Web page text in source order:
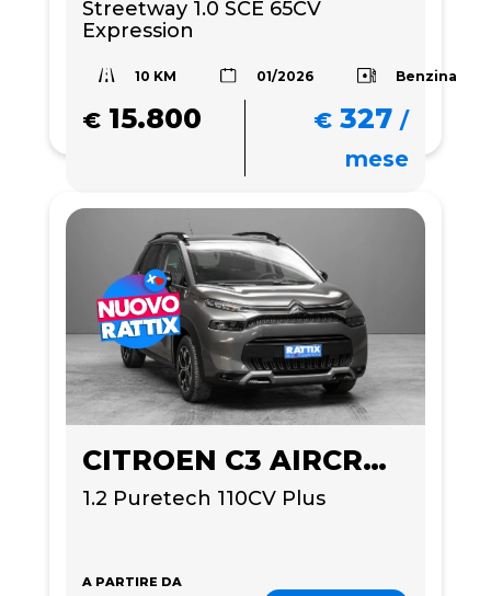
Streetway 1.0 SCE 65CV
Expression
10 KM 01/2026 Benzina
€ 15.800 € 327 /
mese
CITROEN C3 AIRCROSS
1.2 Puretech 110CV Plus
A PARTIRE DA